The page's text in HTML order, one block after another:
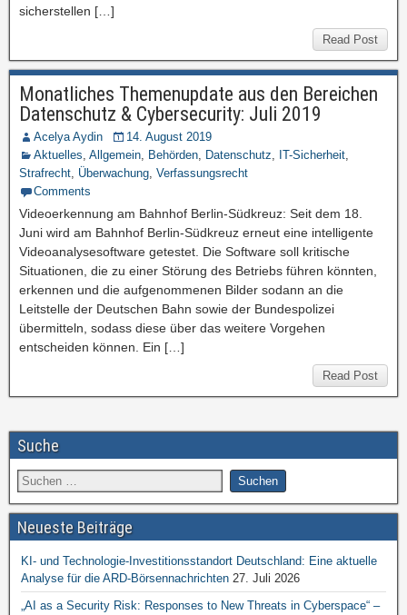
sicherstellen […]
Read Post
Monatliches Themenupdate aus den Bereichen
Datenschutz & Cybersecurity: Juli 2019
Acelya Aydin
14. August 2019
Aktuelles, Allgemein, Behörden, Datenschutz, IT-Sicherheit,
Strafrecht, Überwachung, Verfassungsrecht
Comments
Videoerkennung am Bahnhof Berlin-Südkreuz: Seit dem 18.
Juni wird am Bahnhof Berlin-Südkreuz erneut eine intelligente
Videoanalysesoftware getestet. Die Software soll kritische
Situationen, die zu einer Störung des Betriebs führen könnten,
erkennen und die aufgenommenen Bilder sodann an die
Leitstelle der Deutschen Bahn sowie der Bundespolizei
übermitteln, sodass diese über das weitere Vorgehen
entscheiden können. Ein […]
Read Post
Suche
Neueste Beiträge
KI- und Technologie-Investitionsstandort Deutschland: Eine aktuelle
Analyse für die ARD-Börsennachrichten 27. Juli 2026
„AI as a Security Risk: Responses to New Threats in Cyberspace“ –